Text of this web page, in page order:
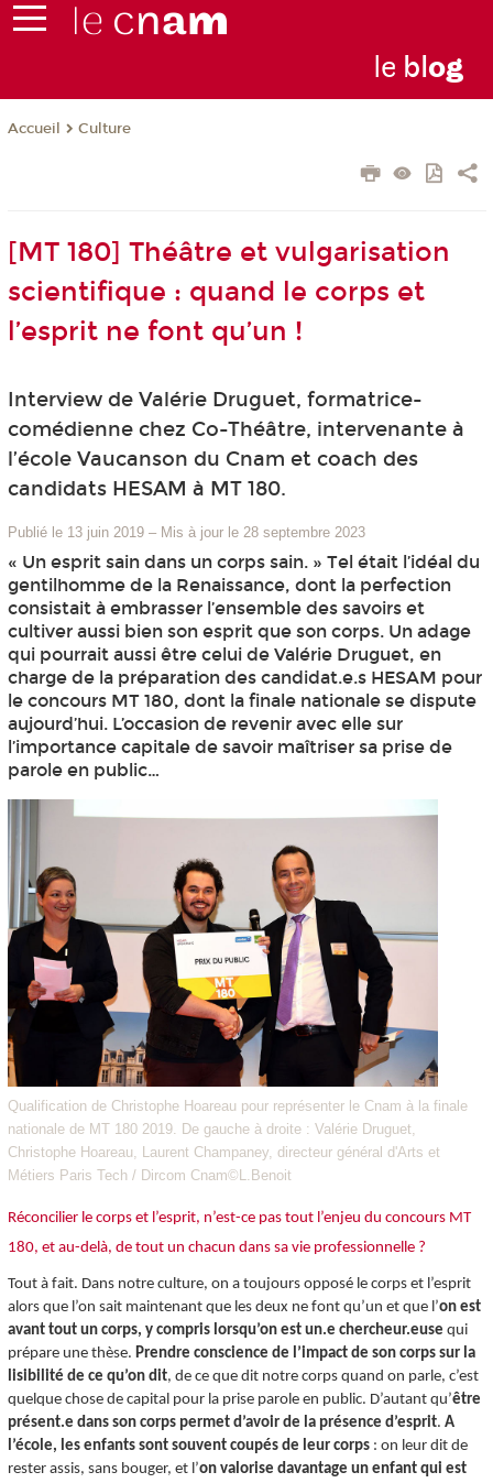
le blog
Accueil Culture
[MT 180] Théâtre et vulgarisation
scientifique : quand le corps et
l’esprit ne font qu’un !
Interview de Valérie Druguet, formatrice-
comédienne chez Co-Théâtre, intervenante à
l’école Vaucanson du Cnam et coach des
candidats HESAM à MT 180.
Publié le 13 juin 2019 – Mis à jour le 28 septembre 2023
« Un esprit sain dans un corps sain. » Tel était l’idéal du
gentilhomme de la Renaissance, dont la perfection
consistait à embrasser l’ensemble des savoirs et
cultiver aussi bien son esprit que son corps. Un adage
qui pourrait aussi être celui de Valérie Druguet, en
charge de la préparation des candidat.e.s HESAM pour
le concours MT 180, dont la finale nationale se dispute
aujourd’hui. L’occasion de revenir avec elle sur
l’importance capitale de savoir maîtriser sa prise de
parole en public…
Qualification de Christophe Hoareau pour représenter le Cnam à la finale
nationale de MT 180 2019. De gauche à droite : Valérie Druguet,
Christophe Hoareau, Laurent Champaney, directeur général d'Arts et
Métiers Paris Tech / Dircom Cnam©L.Benoit
Réconcilier le corps et l’esprit, n’est-ce pas tout l’enjeu du concours MT
180, et au-delà, de tout un chacun dans sa vie professionnelle ?
Tout à fait. Dans notre culture, on a toujours opposé le corps et l’esprit
alors que l’on sait maintenant que les deux ne font qu’un et que l’on est
avant tout un corps, y compris lorsqu’on est un.e chercheur.euse qui
prépare une thèse. Prendre conscience de l’impact de son corps sur la
lisibilité de ce qu’on dit, de ce que dit notre corps quand on parle, c’est
quelque chose de capital pour la prise parole en public. D’autant qu’être
présent.e dans son corps permet d’avoir de la présence d’esprit. A
l’école, les enfants sont souvent coupés de leur corps : on leur dit de
rester assis, sans bouger, et l’on valorise davantage un enfant qui est